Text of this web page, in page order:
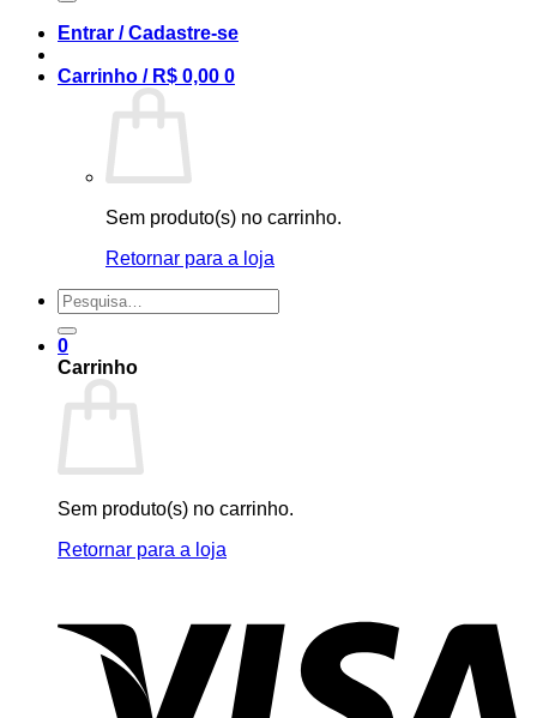
Entrar / Cadastre-se
Carrinho / R$ 0,00 0
Sem produto(s) no carrinho.
Retornar para a loja
Pesquisar
por:
0
Carrinho
Sem produto(s) no carrinho.
Retornar para a loja